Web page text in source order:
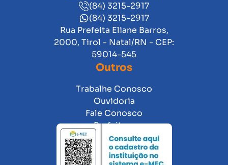
(84) 3215-2917
(84) 3215-2917
Rua Prefeita Eliane Barros,
2000, Tirol - Natal/RN - CEP:
59014-545
Outros
Trabalhe Conosco
Ouvidoria
Fale Conosco
Prefeitura